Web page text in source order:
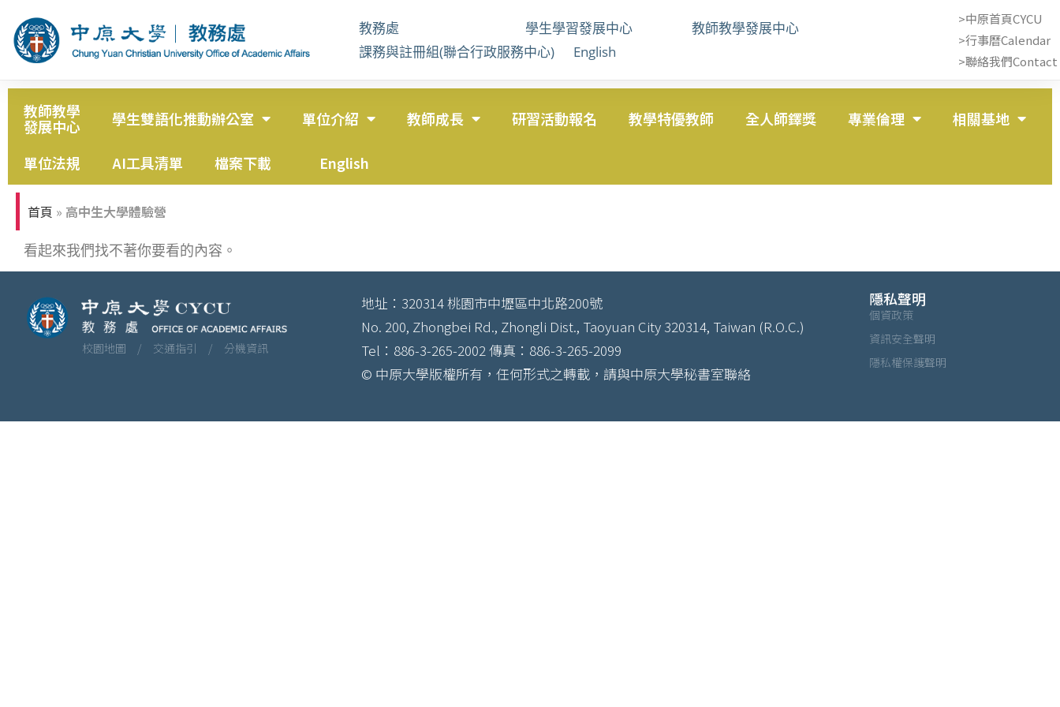
教務處 學生學習發展中心
教師教學發展中心
課務與註冊組(聯合行政服務中心)
English
>中原首頁CYCU
>行事曆Calendar
>聯絡我們Contact
教師教學
發展中心 學生雙語化推動辦公室 單位介紹 教師成長 研習活動報名 教學特優教師 全人師鐸獎 專業倫理 相關基地
單位法規 AI工具清單 檔案下載 English
首頁 » 高中生大學體驗營
看起來我們找不著你要看的內容。
校園地圖 / 交通指引 / 分機資訊
地址：320314 桃園市中壢區中北路200號
No. 200, Zhongbei Rd., Zhongli Dist., Taoyuan City 320314, Taiwan (R.O.C.)
Tel：886-3-265-2002 傳真：886-3-265-2099
© 中原大學版權所有，任何形式之轉載，請與中原大學秘書室聯絡
隱私聲明
個資政策
資訊安全聲明
隱私權保護聲明